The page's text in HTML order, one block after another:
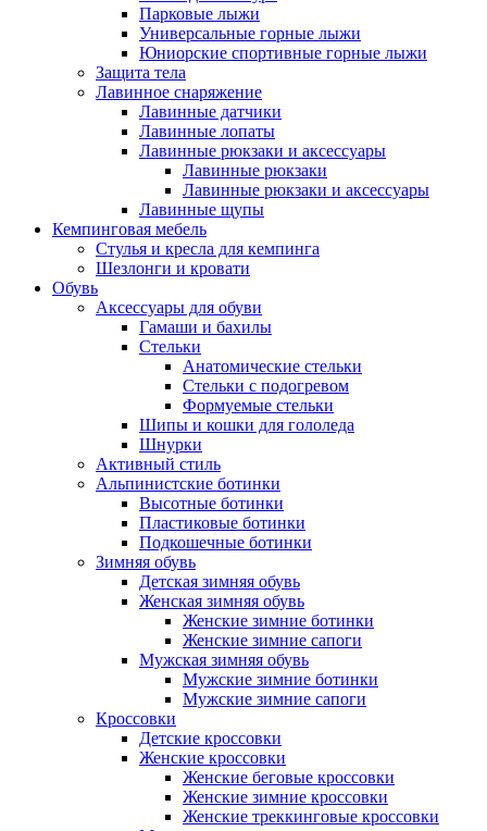
Парковые лыжи
Универсальные горные лыжи
Юниорские спортивные горные лыжи
Защита тела
Лавинное снаряжение
Лавинные датчики
Лавинные лопаты
Лавинные рюкзаки и аксессуары
Лавинные рюкзаки
Лавинные рюкзаки и аксессуары
Лавинные щупы
Кемпинговая мебель
Стулья и кресла для кемпинга
Шезлонги и кровати
Обувь
Аксессуары для обуви
Гамаши и бахилы
Стельки
Анатомические стельки
Стельки с подогревом
Формуемые стельки
Шипы и кошки для гололеда
Шнурки
Активный стиль
Альпинистские ботинки
Высотные ботинки
Пластиковые ботинки
Подкошечные ботинки
Зимняя обувь
Детская зимняя обувь
Женская зимняя обувь
Женские зимние ботинки
Женские зимние сапоги
Мужская зимняя обувь
Мужские зимние ботинки
Мужские зимние сапоги
Кроссовки
Детские кроссовки
Женские кроссовки
Женские беговые кроссовки
Женские зимние кроссовки
Женские треккинговые кроссовки